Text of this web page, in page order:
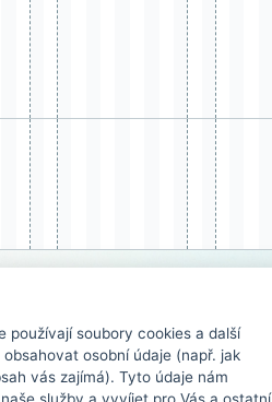
soubory cookies a další
osobní údaje (např. jak
vás zajímá). Tyto údaje nám